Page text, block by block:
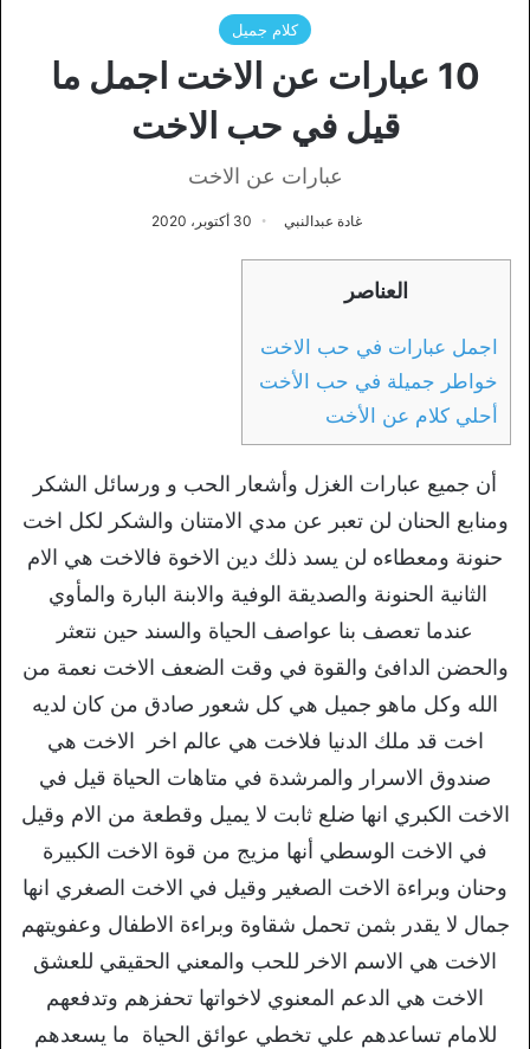
كلام جميل
10 عبارات عن الاخت اجمل ما
قيل في حب الاخت
عبارات عن الاخت
غادة عبدالنبي 30 أكتوبر، 2020
العناصر
اجمل عبارات في حب الاخت
خواطر جميلة في حب الأخت
أحلي كلام عن الأخت
أن جميع عبارات الغزل وأشعار الحب و ورسائل الشكر
ومنابع الحنان لن تعبر عن مدي الامتنان والشكر لكل اخت
حنونة ومعطاءه لن يسد ذلك دين الاخوة فالاخت هي الام
الثانية الحنونة والصديقة الوفية والابنة البارة والمأوي
عندما تعصف بنا عواصف الحياة والسند حين نتعثر
والحضن الدافئ والقوة في وقت الضعف الاخت نعمة من
الله وكل ماهو جميل هي كل شعور صادق من كان لديه
اخت قد ملك الدنيا فلاخت هي عالم اخر الاخت هي
صندوق الاسرار والمرشدة في متاهات الحياة قيل في
الاخت الكبري انها ضلع ثابت لا يميل وقطعة من الام وقيل
في الاخت الوسطي أنها مزيج من قوة الاخت الكبيرة
وحنان وبراءة الاخت الصغير وقيل في الاخت الصغري انها
جمال لا يقدر بثمن تحمل شقاوة وبراءة الاطفال وعفويتهم
الاخت هي الاسم الاخر للحب والمعني الحقيقي للعشق
الاخت هي الدعم المعنوي لاخواتها تحفزهم وتدفعهم
للامام تساعدهم علي تخطي عوائق الحياة ما يسعدهم